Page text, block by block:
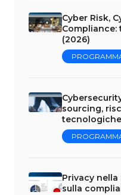
Cyber Risk,
(2026)
sourcing,
Privacy nella
sulla